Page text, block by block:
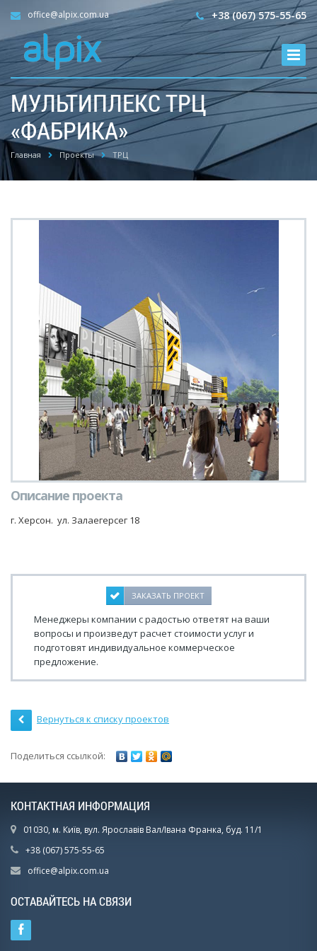
+38 (067) 575-55-65
office@alpix.com.ua
МУЛЬТИПЛЕКС ТРЦ
«ФАБРИКА»
Главная Проекты ТРЦ
Описание проекта
г. Херсон. ул. Залаегерсег 18
ЗАКАЗАТЬ ПРОЕКТ
Менеджеры компании с радостью ответят на ваши
вопросы и произведут расчет стоимости услуг и
подготовят индивидуальное коммерческое
предложение.
Вернуться к списку проектов
Поделиться ссылкой:
КОНТАКТНАЯ ИНФОРМАЦИЯ
01030, м. Київ, вул. Ярославів Вал/Івана Франка, буд. 11/1
+38 (067) 575-55-65
office@alpix.com.ua
ОСТАВАЙТЕСЬ НА СВЯЗИ